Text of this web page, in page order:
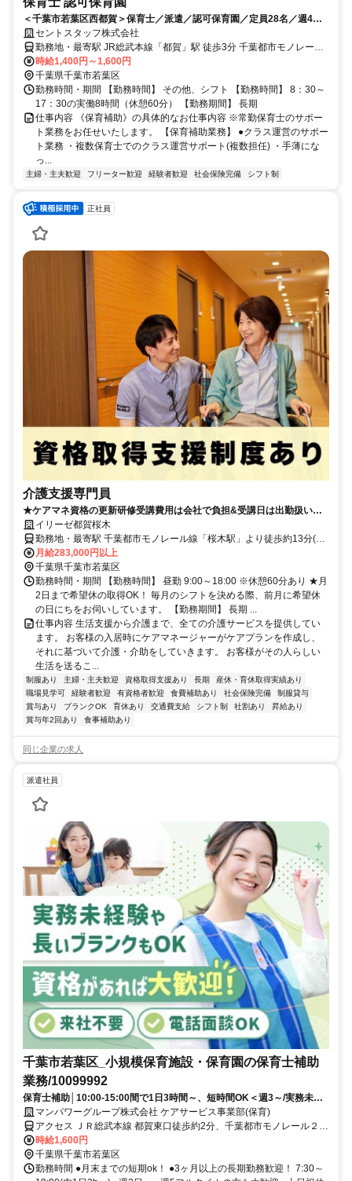
＜千葉市若葉区西都賀＞保育士／派遣／認可保育園／定員28名／週4日
から勤務可／マイカー通勤可／駅チカ
セントスタッフ株式会社
勤務地・最寄駅 JR総武本線「都賀」駅 徒歩3分 千葉都市モノレール2
号線「都賀」駅 徒歩14分
時給1,400円～1,600円
千葉県千葉市若葉区
勤務時間・期間 【勤務時間】 その他、シフト 【勤務時間】 8：30～
17：30の実働8時間（休憩60分） 【勤務期間】 長期
仕事内容 《保育補助》の具体的なお仕事内容 ※常勤保育士のサポー
ト業務をお任せいたします。 【保育補助業務】 ●クラス運営のサポー
ト業務 ・複数保育士でのクラス運営サポート(複数担任) ・手薄にな
っ...
主婦・主夫歓迎 フリーター歓迎 経験者歓迎 社会保険完備 シフト制
正社員
介護支援専門員
★ケアマネ資格の更新研修受講費用は会社で負担&受講日は出勤扱いと
なります！(規定あり)★
イリーゼ都賀桜木
勤務地・最寄駅 千葉都市モノレール線「桜木駅」より徒歩約13分(約
1.0kｍ) ※車通勤OK
月給283,000円以上
千葉県千葉市若葉区
勤務時間・期間 【勤務時間】 昼勤 9:00～18:00 ※休憩60分あり ★月
2日まで希望休の取得OK！ 毎月のシフトを決める際、前月に希望休
の日にちをお伺いしています。 【勤務期間】 長期 ...
仕事内容 生活支援から介護まで、全ての介護サービスを提供してい
ます。 お客様の入居時にケアマネージャーがケアプランを作成し、
それに基づいて介護・介助をしていきます。 お客様がその人らしい
生活を送るこ...
制服あり 主婦・主夫歓迎 資格取得支援あり 長期
産休・育休取得実績あり
職場見学可
経験者歓迎 有資格者歓迎 食費補助あり 社会保険完備
制服貸与
賞与あり
ブランクOK 育休あり 交通費支給 シフト制 社割あり
昇給あり
賞与年2回あり
食事補助あり
同じ企業の求人
派遣社員
千葉市若葉区_小規模保育施設・保育園の保育士補助
業務/10099992
保育士補助│10:00-15:00間で1日3時間～、短時間OK＜週3～/実務未経
験OK＞日払いOK
マンパワーグループ株式会社 ケアサービス事業部(保育)
アクセス ＪＲ総武本線 都賀東口徒歩約2分、千葉都市モノレール２号
線 都賀出入口1徒歩約2分、千葉都市モノレール２号線 桜木（千葉
県）出入口2徒歩約15分 車・バイク通勤OK(派遣先による)
時給1,600円
千葉県千葉市若葉区
勤務時間 ●月末までの短期ok！ ●3ヶ月以上の長期勤務歓迎！ 7:30～